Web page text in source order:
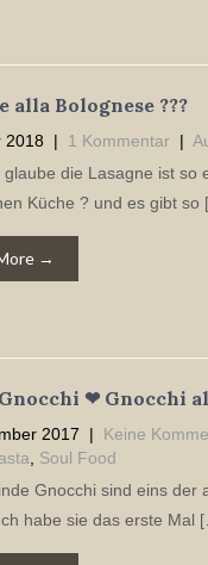
alla Bolognese ???
2018 | 1 Kommentar |
glaube die Lasagne ist so
Küche ? und es gibt
→
❤ Gnocchi
2017 | Keine
Soul Food
Gnocchi sind eins der
habe sie das erste Mal